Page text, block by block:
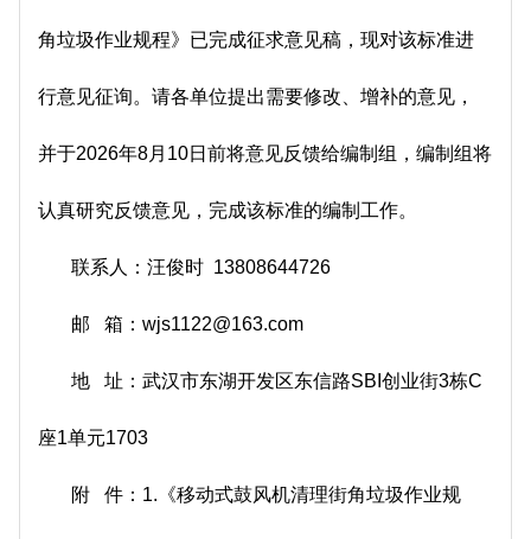
角垃圾作业规程》已完成征求意见稿，现对该标准进
行意见征询。请各单位提出需要修改、增补的意见，
并于2026年8月10日前将意见反馈给编制组，编制组将
认真研究反馈意见，完成该标准的编制工作。
联系人：汪俊时 13808644726
邮 箱：wjs1122@163.com
地 址：武汉市东湖开发区东信路SBI创业街3栋C
座1单元1703
附 件：1.《移动式鼓风机清理街角垃圾作业规